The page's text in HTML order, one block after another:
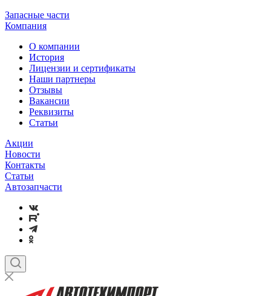
Запасные части
Компания
О компании
История
Лицензии и сертификаты
Наши партнеры
Отзывы
Вакансии
Реквизиты
Статьи
Акции
Новости
Контакты
Статьи
Автозапчасти